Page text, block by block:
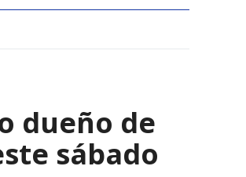
dueño de
sábado